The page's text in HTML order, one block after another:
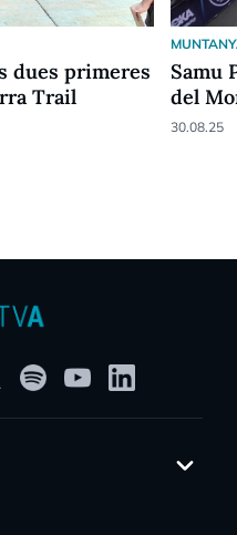
dues primeres
Trail
Samu
del
30.08.25